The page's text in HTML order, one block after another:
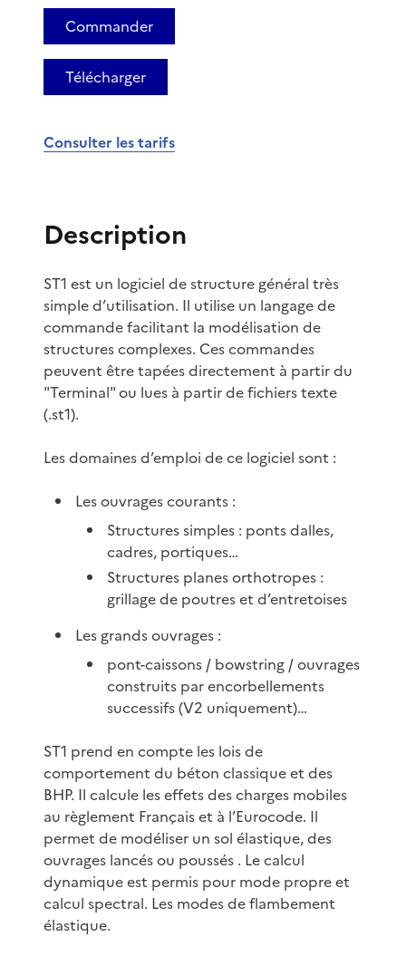
Commander
Télécharger
Consulter les tarifs
Description
ST1 est un logiciel de structure général très
simple d’utilisation. Il utilise un langage de
commande facilitant la modélisation de
structures complexes. Ces commandes
peuvent être tapées directement à partir du
"Terminal" ou lues à partir de fichiers texte
(.st1).
Les domaines d’emploi de ce logiciel sont :
Les ouvrages courants :
Structures simples : ponts dalles,
cadres, portiques…
Structures planes orthotropes :
grillage de poutres et d’entretoises
Les grands ouvrages :
pont-caissons / bowstring / ouvrages
construits par encorbellements
successifs (V2 uniquement)…
ST1 prend en compte les lois de
comportement du béton classique et des
BHP. Il calcule les effets des charges mobiles
au règlement Français et à l’Eurocode. Il
permet de modéliser un sol élastique, des
ouvrages lancés ou poussés . Le calcul
dynamique est permis pour mode propre et
calcul spectral. Les modes de flambement
élastique.